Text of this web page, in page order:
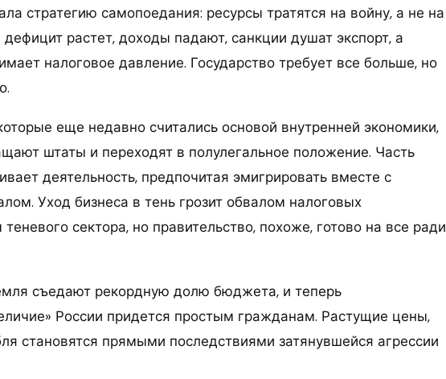
стратегию самопоедания: ресурсы тратятся на войну, а не на
растет, доходы падают, санкции душат экспорт, а
налоговое давление. Государство требует все больше, но
еще недавно считались основой внутренней экономики,
штаты и переходят в полулегальное положение. Часть
деятельность, предпочитая эмигрировать вместе с
Уход бизнеса в тень грозит обвалом налоговых
сектора, но правительство, похоже, готово на все ради
съедают рекордную долю бюджета, и теперь
России придется простым гражданам. Растущие цены,
становятся прямыми последствиями затянувшейся агрессии